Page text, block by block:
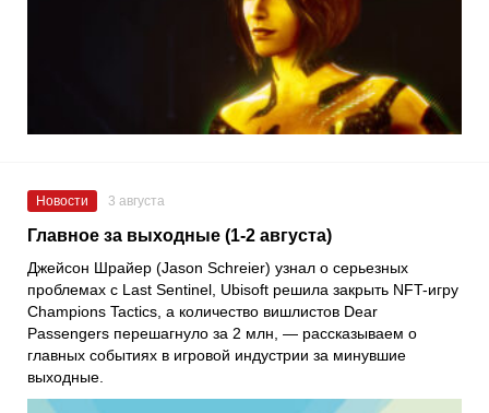
Новости 3 августа
Главное за выходные (1-2 августа)
Джейсон Шрайер (Jason Schreier) узнал о серьезных
проблемах с Last Sentinel, Ubisoft решила закрыть NFT-игру
Champions Tactics, а количество вишлистов Dear
Passengers перешагнуло за 2 млн, — рассказываем о
главных событиях в игровой индустрии за минувшие
выходные.